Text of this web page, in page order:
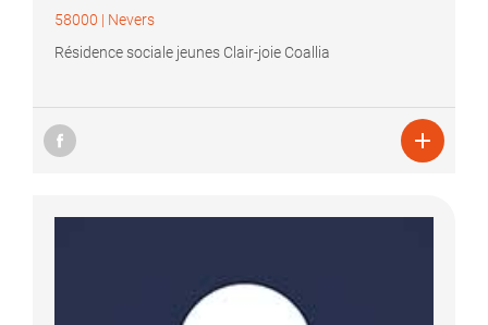
58000 | Nevers
Résidence sociale jeunes Clair-joie Coallia
